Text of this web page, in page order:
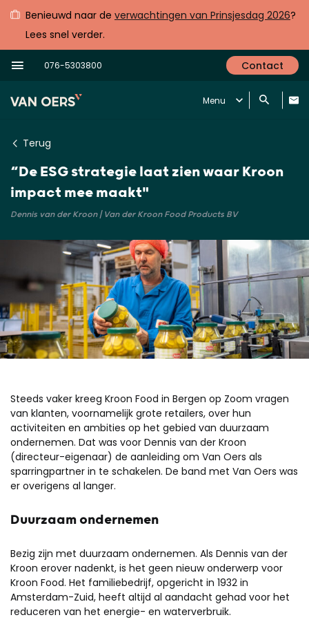
Benieuwd naar de verwachtingen van Prinsjesdag 2026?
Lees snel verder.
076-5303800 Contact
Menu
Terug
“De ESG strategie laat zien waar Kroon
impact mee maakt"
Dennis van der Kroon | Van der Kroon Food Products BV
Steeds vaker kreeg Kroon Food in Bergen op Zoom vragen
van klanten, voornamelijk grote retailers, over hun
activiteiten en ambities op het gebied van duurzaam
ondernemen. Dat was voor Dennis van der Kroon
(directeur-eigenaar) de aanleiding om Van Oers als
sparringpartner in te schakelen. De band met Van Oers was
er overigens al langer.
Duurzaam ondernemen
Bezig zijn met duurzaam ondernemen. Als Dennis van der
Kroon erover nadenkt, is het geen nieuw onderwerp voor
Kroon Food. Het familiebedrijf, opgericht in 1932 in
Amsterdam-Zuid, heeft altijd al aandacht gehad voor het
reduceren van het energie- en waterverbruik.